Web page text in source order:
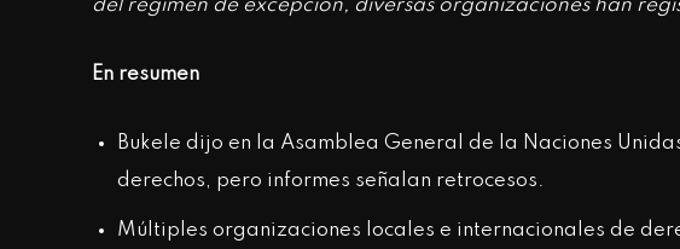
del régimen de excepción, diversas organizaciones han
En resumen
Bukele dijo en la Asamblea General de la Naciones
derechos, pero informes señalan retrocesos.
Múltiples organizaciones locales e internacionales de